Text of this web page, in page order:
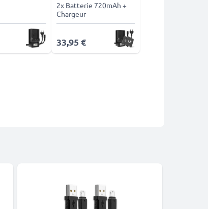
2x Batterie 720mAh +
Chargeur
33,95 €